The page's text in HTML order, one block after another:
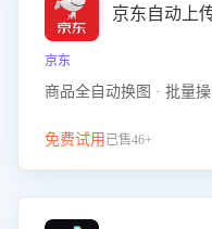
京东自动上
京东
商品全自动换图 · 批量
免费试用 已售46+